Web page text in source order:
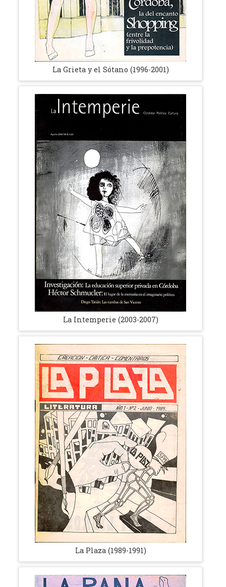
La Grieta y el Sótano (1996-2001)
La Intemperie (2003-2007)
La Plaza (1989-1991)